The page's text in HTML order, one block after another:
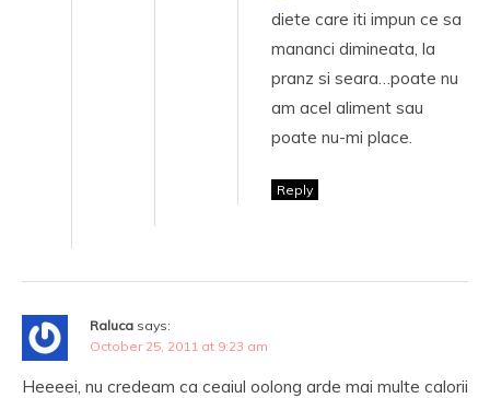
diete care iti impun ce sa
mananci dimineata, la
pranz si seara…poate nu
am acel aliment sau
poate nu-mi place.
Reply
Raluca says:
October 25, 2011 at 9:23 am
Heeeei, nu credeam ca ceaiul oolong arde mai multe calorii